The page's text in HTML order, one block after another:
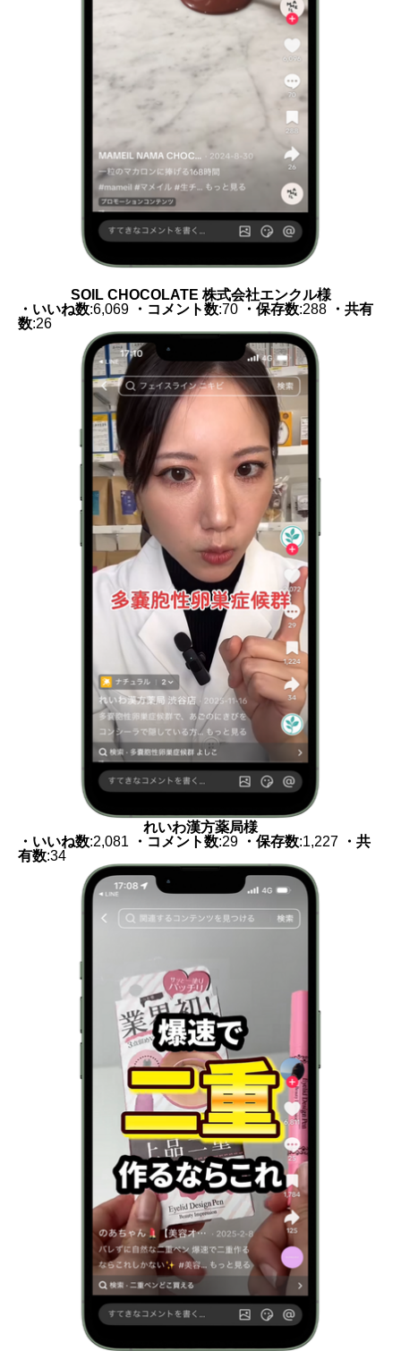
SOIL CHOCOLATE 株式会社エンクル様
・いいね数:6,069 ・コメント数:70 ・保存数:288
・共有
数:26
れいわ漢方薬局様
・いいね数:2,081 ・コメント数:29 ・保存数:1,227
・共
有数:34